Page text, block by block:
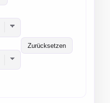
Zurücksetzen